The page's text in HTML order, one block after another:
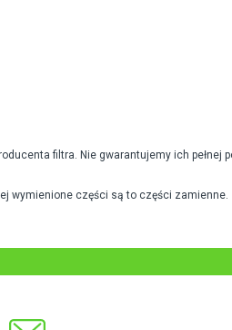
filtra. Nie gwarantujemy ich
wymienione części są to części zamienne.